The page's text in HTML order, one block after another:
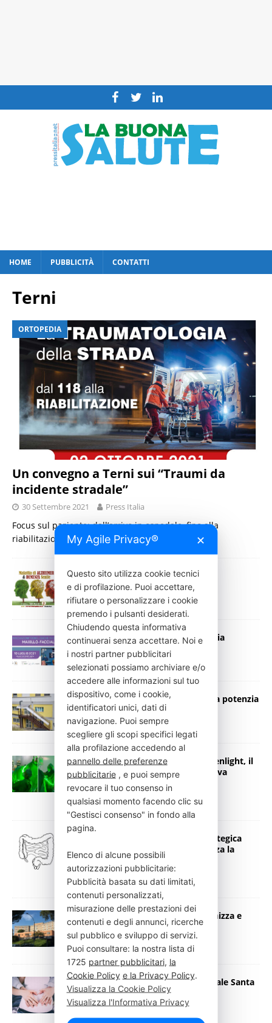
HOME PUBBLICITÀ CONTATTI
Terni
ORTOPEDIA
Un convegno a Terni sui “Traumi da
incidente stradale”
30 Settembre 2021 Press Italia
Focus sul paziente: dall’arrivo in ospedale, fino alla
riabilitazione post-trauma.[…]
Alzheimer e Demenza Senile
16 Settembre 2021 Press Italia
Innovazioni tecnologiche in chirurgia
maxillo-facciale
8 Luglio 2021 Press Italia
Ospedale di Terni, nuova tecnologia potenzia
la diagnostica di laboratorio e
immunotrasfusionale
18 Novembre 2020 Press Italia
All’ospedale di Terni è arrivato Greenlight, il
laser verde per la terapia mininvasiva
dell’ipertrofia prostatica
1 Agosto 2020 Press Italia
Chirurgia digestiva sempre più strategica
all’ospedale di Terni, il Covid rafforza la
collaborazione con la Cina
8 Giugno 2020 Press Italia
Fase 2, l’ospedale di Terni si riorganizza e
guarda al futuro
21 Maggio 2020 Press Italia
Coronavirus, parto sicuro all’ospedale Santa
Maria di Terni
21 Marzo 2020 Press Italia
My Agile Privacy® ✕
Questo sito utilizza cookie tecnici
e di profilazione. Puoi accettare,
rifiutare o personalizzare i cookie
premendo i pulsanti desiderati.
Chiudendo questa informativa
continuerai senza accettare. Noi e
i nostri partner pubblicitari
selezionati possiamo archiviare e/o
accedere alle informazioni sul tuo
dispositivo, come i cookie,
identificatori unici, dati di
navigazione. Puoi sempre
scegliere gli scopi specifici legati
alla profilazione accedendo al
pannello delle preferenze
pubblicitarie, e puoi sempre
revocare il tuo consenso in
qualsiasi momento facendo clic su
"Gestisci consenso" in fondo alla
pagina.
Elenco di alcune possibili
autorizzazioni pubblicitarie:
Pubblicità basata su dati limitati,
contenuti personalizzati,
misurazione delle prestazioni dei
contenuti e degli annunci, ricerche
sul pubblico e sviluppo di servizi.
Puoi consultare: la nostra lista di
1725 partner pubblicitari, la
Cookie Policy e la Privacy Policy.
Visualizza la Cookie Policy
Visualizza l'Informativa Privacy